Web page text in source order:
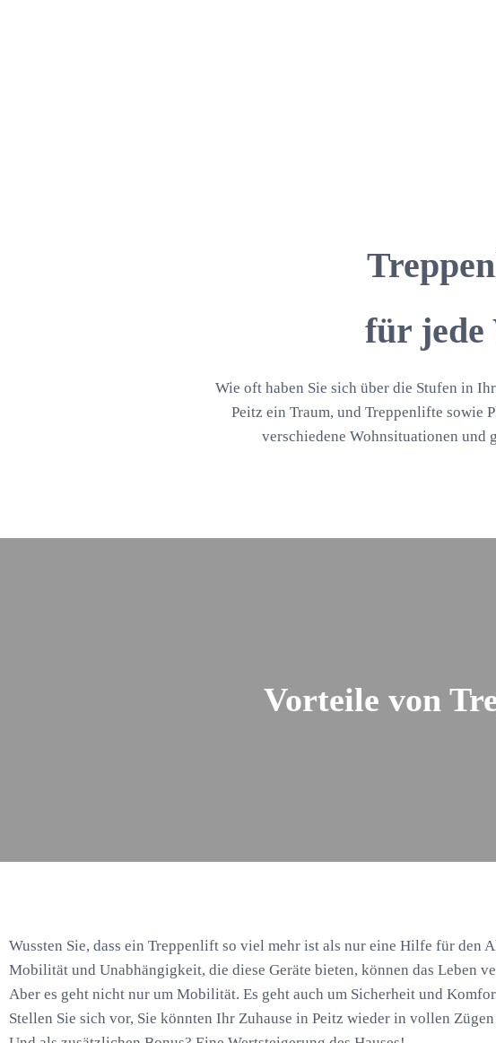
für jede
Wie oft haben Sie sich über die Stufen in
Peitz ein Traum, und Treppenlifte sowie
verschiedene Wohnsituationen und
Vorteile von
Wussten Sie, dass ein Treppenlift so viel mehr ist als nur eine Hilfe für den
Mobilität und Unabhängigkeit, die diese Geräte bieten, können das Leben
Aber es geht nicht nur um Mobilität. Es geht auch um Sicherheit und
Stellen Sie sich vor, Sie könnten Ihr Zuhause in Peitz wieder in vollen